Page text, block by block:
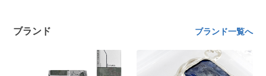
ブランド ブランド一覧へ